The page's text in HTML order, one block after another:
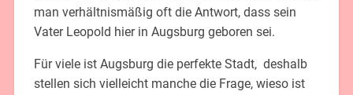
man verhältnismäßig oft die Antwort, dass sein
Vater Leopold hier in Augsburg geboren sei.
Für viele ist Augsburg die perfekte Stadt, deshalb
stellen sich vielleicht manche die Frage, wieso ist